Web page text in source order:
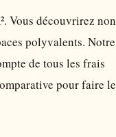
. Vous découvrirez non
polyvalents. Notre
de tous les frais
pour faire le